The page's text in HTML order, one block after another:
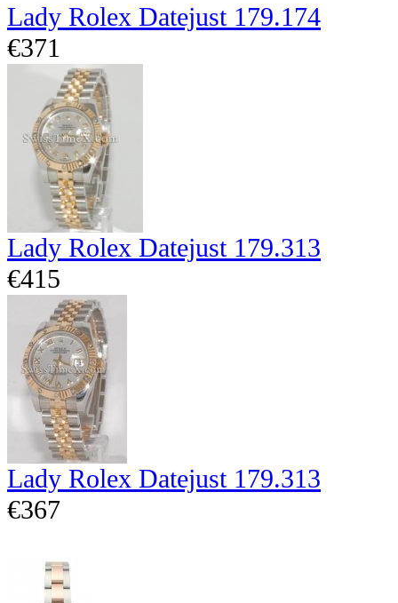
Lady Rolex Datejust 179.174
€371
Lady Rolex Datejust 179.313
€415
Lady Rolex Datejust 179.313
€367